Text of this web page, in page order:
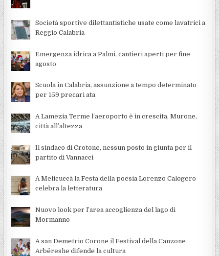
Società sportive dilettantistiche usate come lavatrici a
Reggio Calabria
Emergenza idrica a Palmi, cantieri aperti per fine
agosto
Scuola in Calabria, assunzione a tempo determinato
per 159 precari ata
A Lamezia Terme l’aeroporto è in crescita, Murone,
città all’altezza
Il sindaco di Crotone, nessun posto in giunta per il
partito di Vannacci
A Melicuccà la Festa della poesia Lorenzo Calogero
celebra la letteratura
Nuovo look per l’area accoglienza del lago di
Mormanno
A san Demetrio Corone il Festival della Canzone
Arbëreshe difende la cultura